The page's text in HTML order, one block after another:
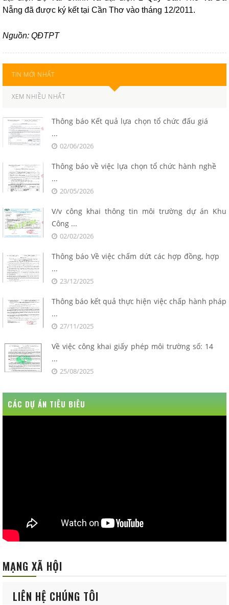
Nẵng đã được ký kết tại Cần Thơ vào tháng 12/2011.
Nguồn: QĐTPT
TIN MỚI NHẤT
XEM NHIỀU NHẤT
Thông báo Kết quả lựa chọn tổ chức đấu giá
...
02/06/2026
Thông báo về việc lựa chọn tổ chức hành nghề
...
20/05/2026
V/v công khai thông tin môi trường dự án Khu
Công ...
02/02/2026
Thông báo Về việc chấm dứt các hợp đồng, hợp
...
23/12/2025
Thông báo kết quả thực hiện việc chấp hành pháp
...
27/11/2025
Về việc công khai giấy phép môi trường số: 14
...
25/08/2025
CÁC DỰ ÁN TIÊU BIÊU
MẠNG XÃ HỘI
LIÊN HỆ CHÚNG TÔI